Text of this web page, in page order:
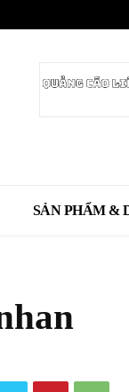
SẢN PHẨM &